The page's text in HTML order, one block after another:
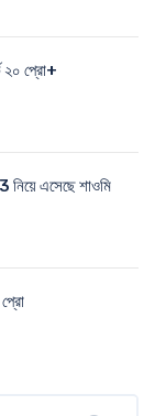
২০ প্রো+
নিয়ে এসেছে শাওমি
প্রো